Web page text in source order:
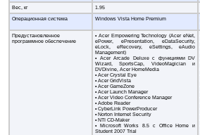
Вес, кг
1.95
Операционная система
Windows Vista Home Premium
Предустановленное
программное обеспечение
• Acer Empowering Technology (Acer eNet,
ePower, ePresentation, eDataSecurity,
eLock, eRecovery, eSettings, eAudio
Management)
• Acer Arcade Deluxe с функциями DV
Wizard, SportsCap, VideoMagician и
DVDivine, Acer HomeMedia
• Acer Crystal Eye
• Acer GridVista
• Acer GameZone
• Acer Launch Manager
• Acer Video Conference Manager
• Adobe Reader
• CyberLink PowerProducer
• Norton Internet Security
• NTI CD-Maker
• Microsoft Works 8.5 с Office Home и
Student 2007 Trial